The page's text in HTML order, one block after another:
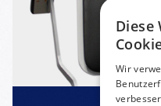
Diese
Wir